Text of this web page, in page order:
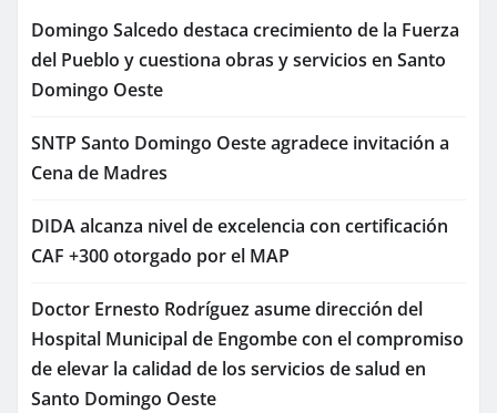
Domingo Salcedo destaca crecimiento de la Fuerza
del Pueblo y cuestiona obras y servicios en Santo
Domingo Oeste
SNTP Santo Domingo Oeste agradece invitación a
Cena de Madres
DIDA alcanza nivel de excelencia con certificación
CAF +300 otorgado por el MAP
Doctor Ernesto Rodríguez asume dirección del
Hospital Municipal de Engombe con el compromiso
de elevar la calidad de los servicios de salud en
Santo Domingo Oeste